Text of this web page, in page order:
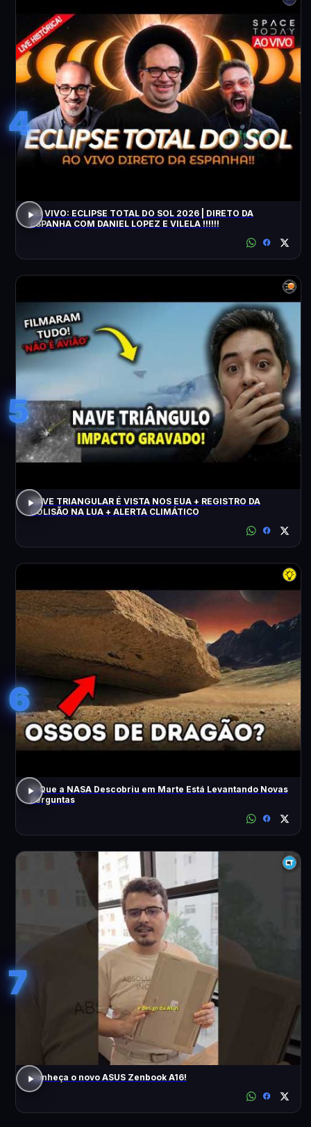
4
AO VIVO: ECLIPSE TOTAL DO SOL 2026 | DIRETO DA
ESPANHA COM DANIEL LOPEZ E VILELA !!!!!!
5
NAVE TRIANGULAR É VISTA NOS EUA + REGISTRO DA
COLISÃO NA LUA + ALERTA CLIMÁTICO
6
O Que a NASA Descobriu em Marte Está Levantando Novas
Perguntas
7
Conheça o novo ASUS Zenbook A16!